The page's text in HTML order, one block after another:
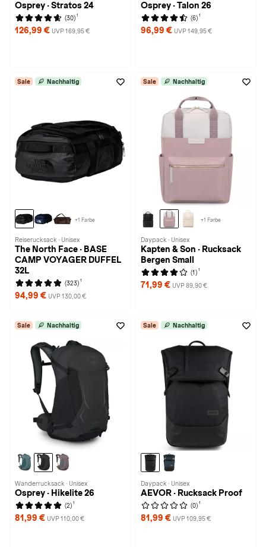
Osprey · Stratos 24
(30) 1
126,99 € UVP 169,95 €
Osprey · Talon 26
(6) 1
96,99 € UVP 149,95 €
Sale Nachhaltig
+1 Farbe
Reiserucksack · Unisex
The North Face · BASE
CAMP VOYAGER DUFFEL
32L
(323) 1
94,99 € UVP 130,00 €
Sale Nachhaltig
+1 Farbe
Daypack · Unisex
Kapten & Son · Rucksack
Bergen Small
(1) 1
71,99 € UVP 89,90 €
Sale Nachhaltig
Wanderrucksack · Unisex
Osprey · Hikelite 26
(2) 1
81,99 € UVP 110,00 €
Sale Nachhaltig
Daypack · Unisex
AEVOR · Rucksack Proof
(0) 1
81,99 € UVP 109,95 €